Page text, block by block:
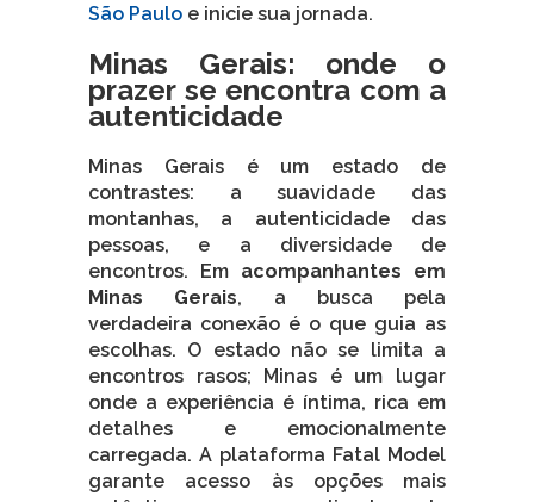
São Paulo e inicie sua jornada.
Minas Gerais: onde o
prazer se encontra com a
autenticidade
Minas Gerais é um estado de
contrastes: a suavidade das
montanhas, a autenticidade das
pessoas, e a diversidade de
encontros. Em acompanhantes em
Minas Gerais, a busca pela
verdadeira conexão é o que guia as
escolhas. O estado não se limita a
encontros rasos; Minas é um lugar
onde a experiência é íntima, rica em
detalhes e emocionalmente
carregada. A plataforma Fatal Model
garante acesso às opções mais